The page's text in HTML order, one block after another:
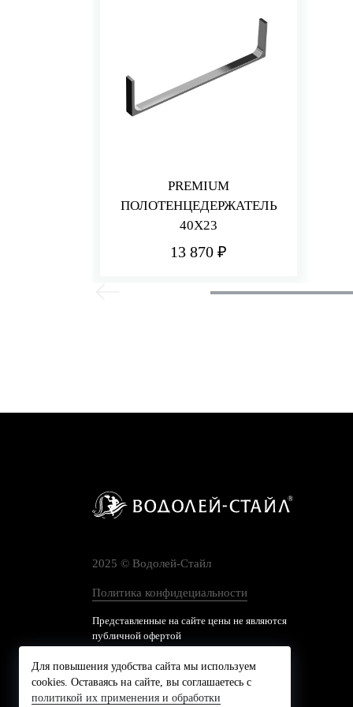
PREMIUM
ПОЛОТЕНЦЕДЕРЖАТЕЛЬ
40Х23
13 870 ₽
2025 © Водолей-Cтайл
Политика конфидециальности
Представленные на сайте цены не являются
публичной офертой
Для повышения удобства сайта мы используем
cookies. Оставаясь на сайте, вы соглашаетесь с
политикой их применения и обработки